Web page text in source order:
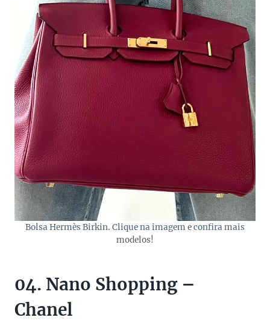
Bolsa Hermès Birkin. Clique na imagem e confira mais
modelos!
04. Nano Shopping –
Chanel